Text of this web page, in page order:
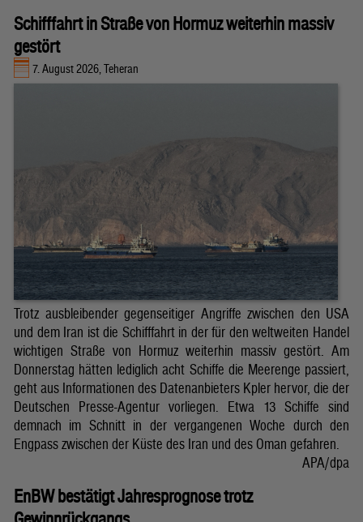
Schifffahrt in Straße von Hormuz weiterhin massiv
gestört
7. August 2026, Teheran
Trotz ausbleibender gegenseitiger Angriffe zwischen den USA
und dem Iran ist die Schifffahrt in der für den weltweiten Handel
wichtigen Straße von Hormuz weiterhin massiv gestört. Am
Donnerstag hätten lediglich acht Schiffe die Meerenge passiert,
geht aus Informationen des Datenanbieters Kpler hervor, die der
Deutschen Presse-Agentur vorliegen. Etwa 13 Schiffe sind
demnach im Schnitt in der vergangenen Woche durch den
Engpass zwischen der Küste des Iran und des Oman gefahren.
APA/dpa
EnBW bestätigt Jahresprognose trotz